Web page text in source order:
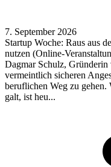
7. September 2026
Startup Woche: Raus aus
nutzen (Online-
Dagmar Schulz,
vermeintlich sicheren
beruflichen Weg zu gehen.
galt, ist heu...